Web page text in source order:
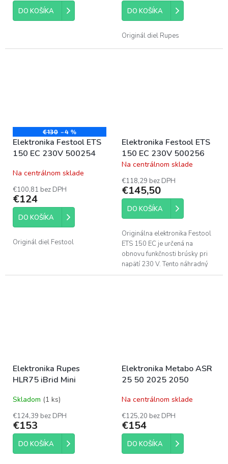
DO KOŠÍKA DO KOŠÍKA
Originál diel Rupes
€130 –4 %
Elektronika Festool ETS
150 EC 230V 500254
Na centrálnom sklade
€100,81 bez DPH
€124
DO KOŠÍKA
Originál diel Festool
Elektronika Festool ETS
150 EC 230V 500256
Priemerné
produktu
je
5,0
hviezdičiek.
Na centrálnom sklade
€118,29 bez DPH
€145,50
DO KOŠÍKA
Originálna elektronika Festool
ETS 150 EC je určená na
obnovu funkčnosti brúsky pri
napätí 230 V. Tento náhradný
diel s objednávacím číslom
Elektronika Rupes
HLR75 iBrid Mini
Skladom (1 ks)
€124,39 bez DPH
€153
DO KOŠÍKA
Elektronika Metabo ASR
25 50 2025 2050
Na centrálnom sklade
€125,20 bez DPH
€154
DO KOŠÍKA